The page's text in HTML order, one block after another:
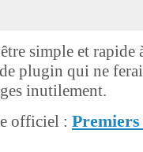
simple et rapide
plugin qui ne
inutilement.
officiel : Premiers